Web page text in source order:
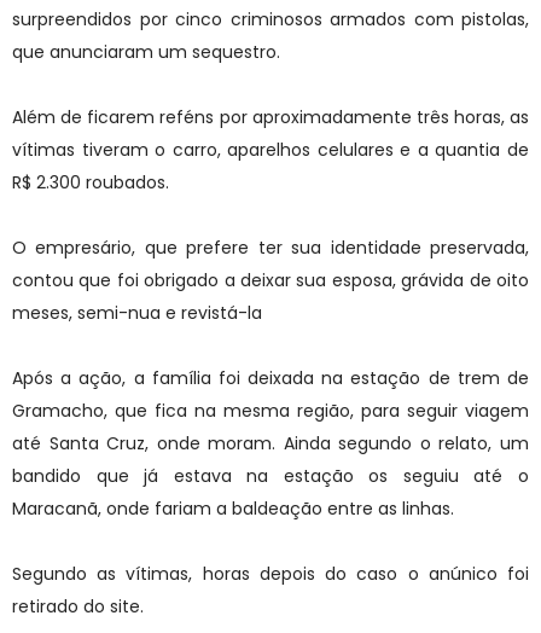
surpreendidos por cinco criminosos armados com pistolas,
que anunciaram um sequestro.
Além de ficarem reféns por aproximadamente três horas, as
vítimas tiveram o carro, aparelhos celulares e a quantia de
R$ 2.300 roubados.
O empresário, que prefere ter sua identidade preservada,
contou que foi obrigado a deixar sua esposa, grávida de oito
meses, semi-nua e revistá-la
Após a ação, a família foi deixada na estação de trem de
Gramacho, que fica na mesma região, para seguir viagem
até Santa Cruz, onde moram. Ainda segundo o relato, um
bandido que já estava na estação os seguiu até o
Maracanã, onde fariam a baldeação entre as linhas.
Segundo as vítimas, horas depois do caso o anúnico foi
retirado do site.